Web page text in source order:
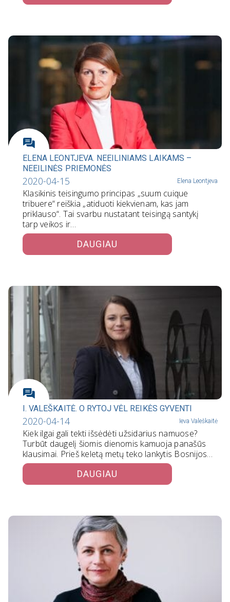
ELENA LEONTJEVA. NEEILINIAMS LAIKAMS –
NEEILINĖS PRIEMONĖS
2020-04-15 Elena Leontjeva
Klasikinis teisingumo principas „suum cuique
tribuere“ reiškia „atiduoti kiekvienam, kas jam
priklauso“. Tai svarbu nustatant teisingą santykį
tarp veikos ir…
DAUGIAU
I. VALEŠKAITĖ. O RYTOJ VĖL REIKĖS GYVENTI
2020-04-14 Ieva Valeškaitė
Kiek ilgai gali tekti išsėdėti užsidarius namuose?
Turbūt daugelį šiomis dienomis kamuoja panašūs
klausimai. Prieš keletą metų teko lankytis Bosnijos…
DAUGIAU